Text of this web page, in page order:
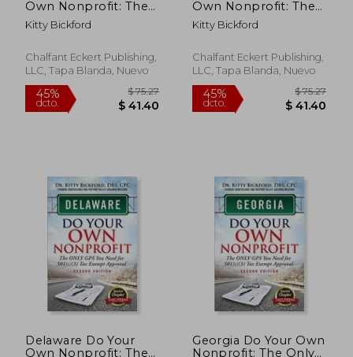
dcto. $ 22.26
45%
dcto.
Own Nonprofit: The
Only GPS You Need
For 501c3 Tax
Kitty Bickford
Chalfant Eckert Publishing,
LLC, Tapa Blanda, Nuevo
Own Nonprofit: The
Only GPS You Need
For 501c3 Tax
Kitty Bickford
Chalfant Eckert Publishing,
LLC, Tapa Blanda, Nuevo
Delaware Do Your
Own Nonprofit: The
Georgia Do Your Own
Nonprofit: The Only